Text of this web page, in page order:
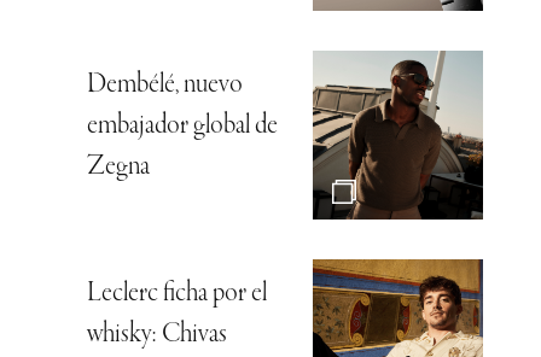
Dembélé, nuevo
embajador global de
Zegna
Leclerc ficha por el
whisky: Chivas